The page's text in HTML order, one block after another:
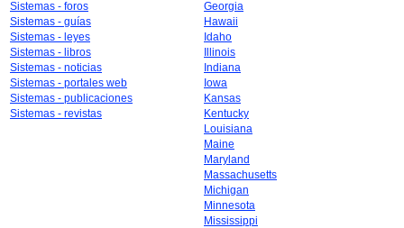
Sistemas - foros
Sistemas - guías
Sistemas - leyes
Sistemas - libros
Sistemas - noticias
Sistemas - portales web
Sistemas - publicaciones
Sistemas - revistas
Georgia
Hawaii
Idaho
Illinois
Indiana
Iowa
Kansas
Kentucky
Louisiana
Maine
Maryland
Massachusetts
Michigan
Minnesota
Mississippi